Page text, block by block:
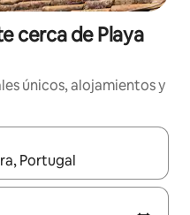
cerca de Playa
únicos, alojamientos y
navega con las